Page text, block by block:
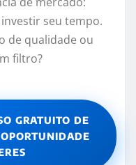
seu tempo.
de qualidade ou
filtro?
GRATUITO DE